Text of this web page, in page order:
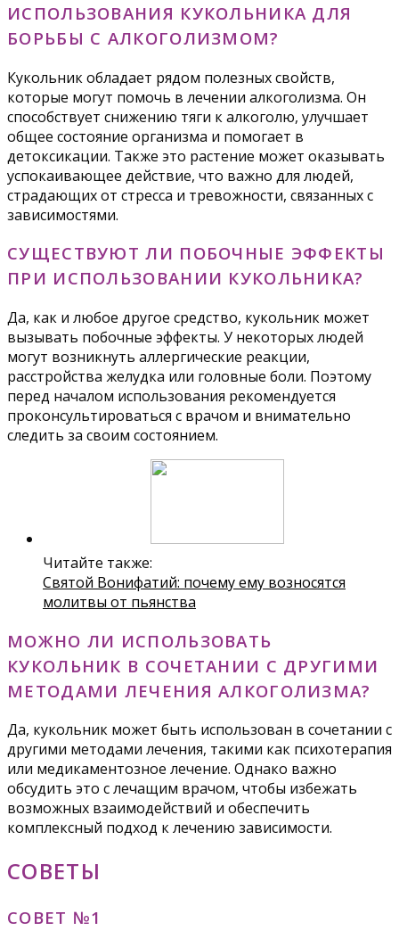
ИСПОЛЬЗОВАНИЯ КУКОЛЬНИКА ДЛЯ
БОРЬБЫ С АЛКОГОЛИЗМОМ?
Кукольник обладает рядом полезных свойств,
которые могут помочь в лечении алкоголизма. Он
способствует снижению тяги к алкоголю, улучшает
общее состояние организма и помогает в
детоксикации. Также это растение может оказывать
успокаивающее действие, что важно для людей,
страдающих от стресса и тревожности, связанных с
зависимостями.
СУЩЕСТВУЮТ ЛИ ПОБОЧНЫЕ ЭФФЕКТЫ
ПРИ ИСПОЛЬЗОВАНИИ КУКОЛЬНИКА?
Да, как и любое другое средство, кукольник может
вызывать побочные эффекты. У некоторых людей
могут возникнуть аллергические реакции,
расстройства желудка или головные боли. Поэтому
перед началом использования рекомендуется
проконсультироваться с врачом и внимательно
следить за своим состоянием.
Читайте также:
Святой Вонифатий: почему ему возносятся
молитвы от пьянства
МОЖНО ЛИ ИСПОЛЬЗОВАТЬ
КУКОЛЬНИК В СОЧЕТАНИИ С ДРУГИМИ
МЕТОДАМИ ЛЕЧЕНИЯ АЛКОГОЛИЗМА?
Да, кукольник может быть использован в сочетании с
другими методами лечения, такими как психотерапия
или медикаментозное лечение. Однако важно
обсудить это с лечащим врачом, чтобы избежать
возможных взаимодействий и обеспечить
комплексный подход к лечению зависимости.
СОВЕТЫ
СОВЕТ №1